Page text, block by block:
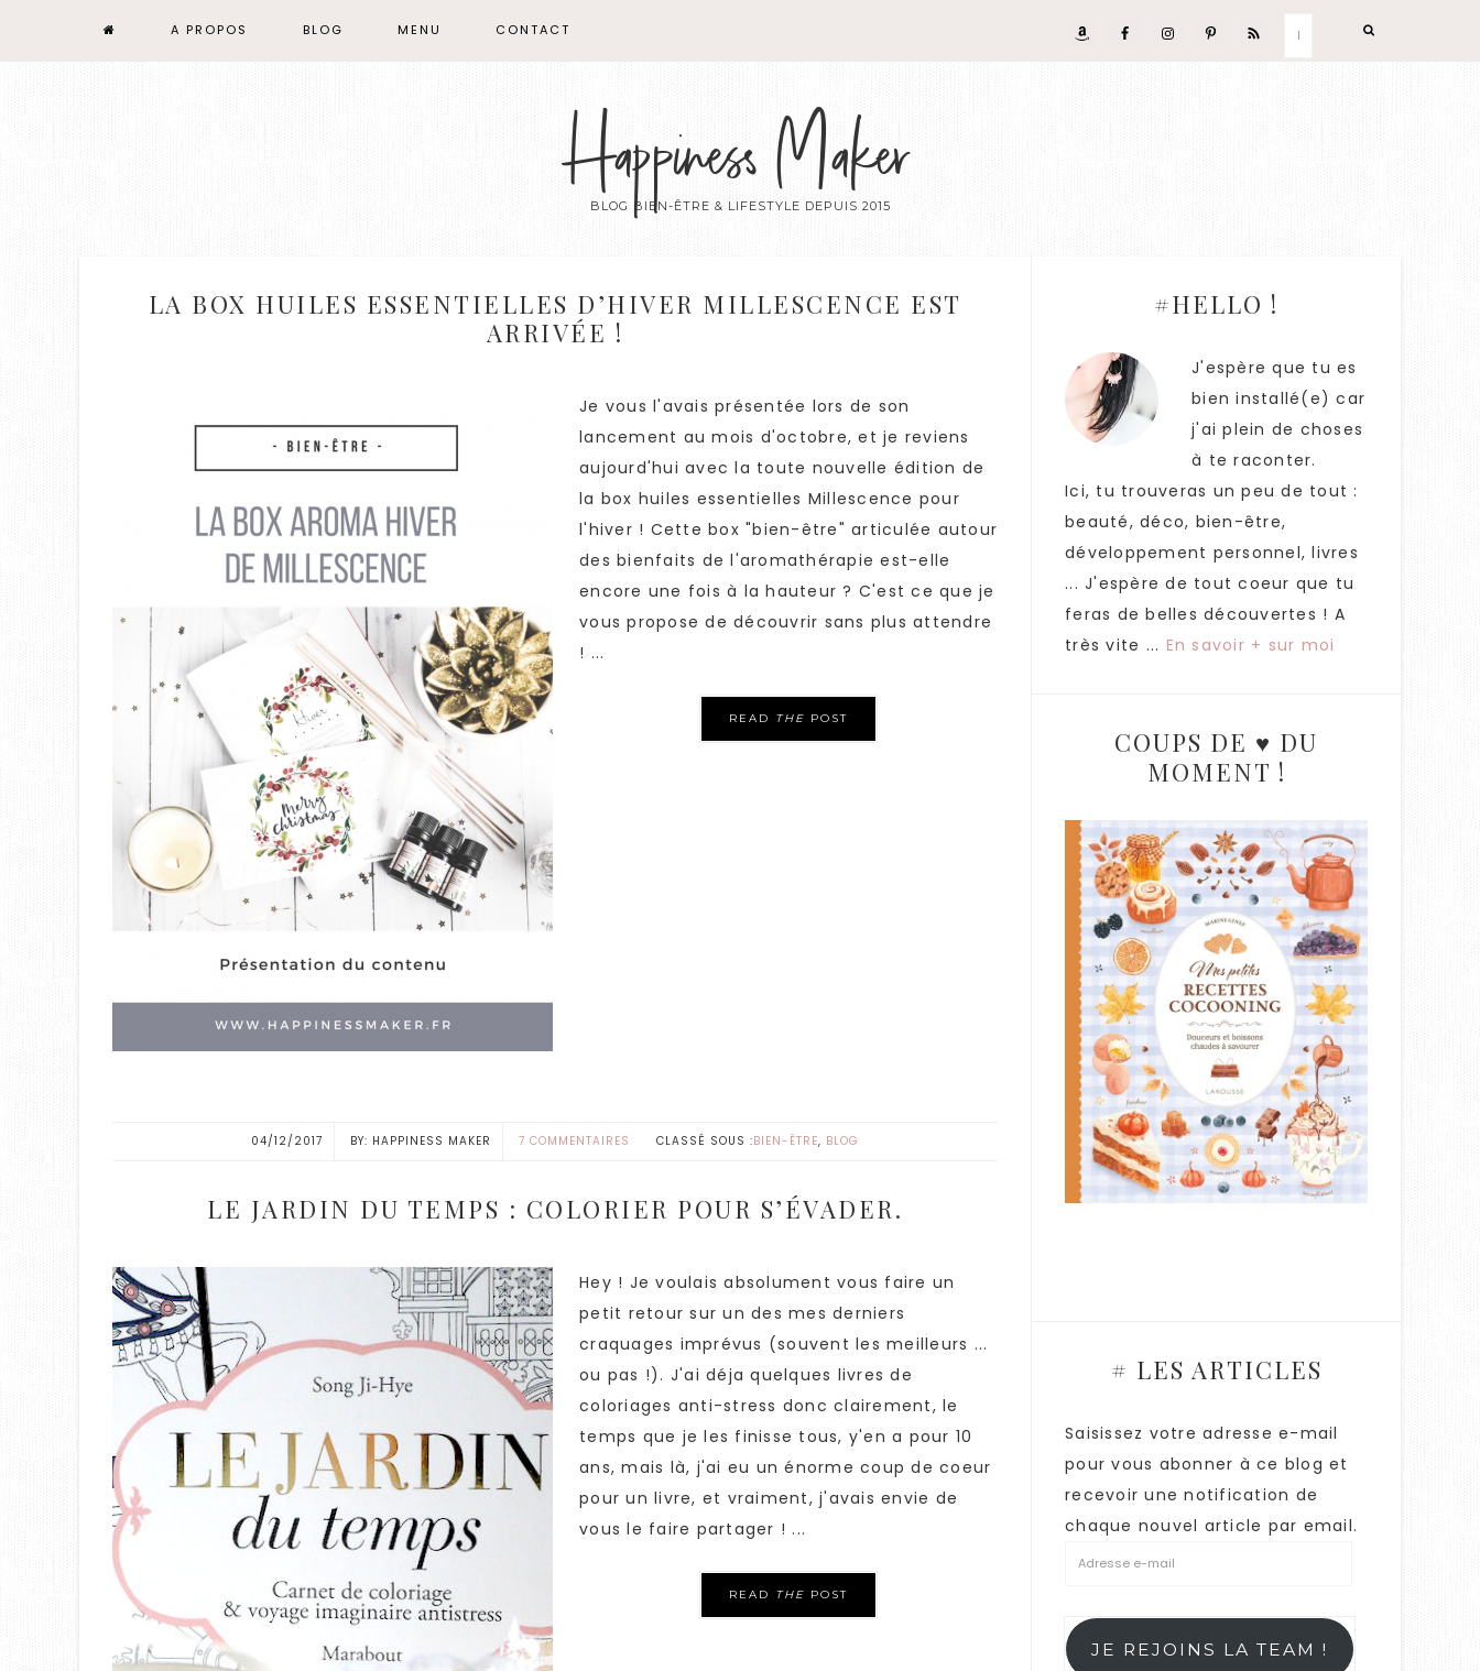
A PROPOS BLOG MENU CONTACT
Happiness Maker
BLOG BIEN-ÊTRE & LIFESTYLE DEPUIS 2015
LA BOX HUILES ESSENTIELLES D’HIVER MILLESCENCE EST
ARRIVÉE !
Je vous l'avais présentée lors de son
lancement au mois d'octobre, et je reviens
aujourd'hui avec la toute nouvelle édition de
la box huiles essentielles Millescence pour
l'hiver ! Cette box "bien-être" articulée autour
des bienfaits de l'aromathérapie est-elle
encore une fois à la hauteur ? C'est ce que je
vous propose de découvrir sans plus attendre
! ...
READ THE POST
04/12/2017 HAPPINESS MAKER 7 COMMENTAIRES CLASSÉ SOUS :BIEN-ÊTRE, BLOG
LE JARDIN DU TEMPS : COLORIER POUR S’ÉVADER.
Hey ! Je voulais absolument vous faire un
petit retour sur un des mes derniers
craquages imprévus (souvent les meilleurs ...
ou pas !). J'ai déja quelques livres de
coloriages anti-stress donc clairement, le
temps que je les finisse tous, y'en a pour 10
ans, mais là, j'ai eu un énorme coup de coeur
pour un livre, et vraiment, j'avais envie de
vous le faire partager ! ...
READ THE POST
#HELLO !
J'espère que tu es
bien installé(e) car
j'ai plein de choses
à te raconter.
Ici, tu trouveras un peu de tout :
beauté, déco, bien-être,
développement personnel, livres
... J'espère de tout coeur que tu
feras de belles découvertes ! A
très vite ... En savoir + sur moi
COUPS DE ♥ DU
MOMENT !
# LES ARTICLES
Saisissez votre adresse e-mail
pour vous abonner à ce blog et
recevoir une notification de
chaque nouvel article par email.
JE REJOINS LA TEAM !